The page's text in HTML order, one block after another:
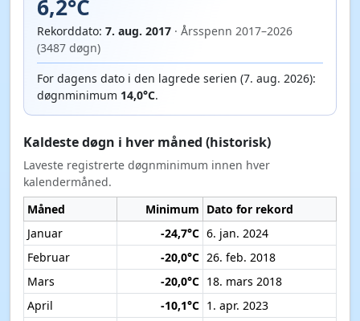
6,2°C
Rekorddato: 7. aug. 2017 · Årsspenn 2017–2026
(3487 døgn)
For dagens dato i den lagrede serien (7. aug. 2026):
døgnminimum 14,0°C.
Kaldeste døgn i hver måned (historisk)
Laveste registrerte døgnminimum innen hver
kalendermåned.
Måned
Minimum Dato for rekord
Januar
-24,7°C 6. jan. 2024
Februar
-20,0°C 26. feb. 2018
Mars
-20,0°C 18. mars 2018
April
-10,1°C 1. apr. 2023